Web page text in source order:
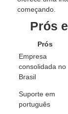
começando.
Prós
Prós
Empresa
consolidada no
Brasil
Suporte em
português